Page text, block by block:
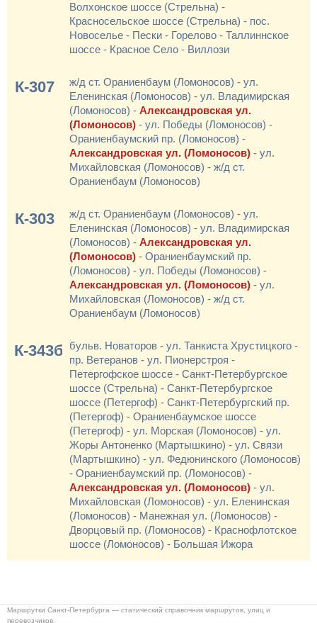
Волхонское шоссе (Стрельна) -
Красносельское шоссе (Стрельна) - пос.
Новоселье - Пески - Горелово - Таллиннское
шоссе - Красное Село - Виллози
К-307
ж/д ст. Ораниенбаум (Ломоносов) - ул.
Еленинская (Ломоносов) - ул. Владимирская
(Ломоносов) - Александровская ул.
(Ломоносов) - ул. Победы (Ломоносов) -
Ораниенбаумский пр. (Ломоносов) -
Александровская ул. (Ломоносов) - ул.
Михайловская (Ломоносов) - ж/д ст.
Ораниенбаум (Ломоносов)
К-303
ж/д ст. Ораниенбаум (Ломоносов) - ул.
Еленинская (Ломоносов) - ул. Владимирская
(Ломоносов) - Александровская ул.
(Ломоносов) - Ораниенбаумский пр.
(Ломоносов) - ул. Победы (Ломоносов) -
Александровская ул. (Ломоносов) - ул.
Михайловская (Ломоносов) - ж/д ст.
Ораниенбаум (Ломоносов)
К-343б
бульв. Новаторов - ул. Танкиста Хрустицкого -
пр. Ветеранов - ул. Пионерстроя -
Петергофское шоссе - Санкт-Петербургское
шоссе (Стрельна) - Санкт-Петербургское
шоссе (Петергоф) - Санкт-Петербургский пр.
(Петергоф) - Ораниенбаумское шоссе
(Петергоф) - ул. Морская (Ломоносов) - ул.
Жоры Антоненко (Мартышкино) - ул. Связи
(Мартышкино) - ул. Федюнинского (Ломоносов)
- Ораниенбаумский пр. (Ломоносов) -
Александровская ул. (Ломоносов) - ул.
Михайловская (Ломоносов) - ул. Еленинская
(Ломоносов) - Манежная ул. (Ломоносов) -
Дворцовый пр. (Ломоносов) - Краснофлотское
шоссе (Ломоносов) - Большая Ижора
Маршрутки Санкт-Петербурга — статический справочник маршрутов, улиц и
перевозчиков.